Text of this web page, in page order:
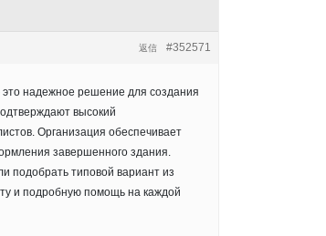
#352571
返信
надежное решение для создания
высокий
Организация обеспечивает
завершенного здания.
подобрать типовой вариант из
и подробную помощь на каждой